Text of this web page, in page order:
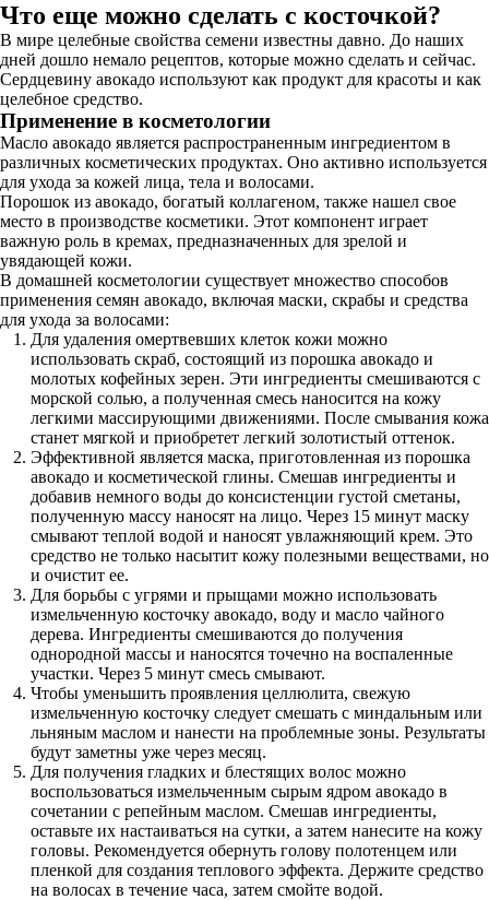
Что еще можно сделать с косточкой?
В мире целебные свойства семени известны давно. До наших
дней дошло немало рецептов, которые можно сделать и сейчас.
Сердцевину авокадо используют как продукт для красоты и как
целебное средство.
Применение в косметологии
Масло авокадо является распространенным ингредиентом в
различных косметических продуктах. Оно активно используется
для ухода за кожей лица, тела и волосами.
Порошок из авокадо, богатый коллагеном, также нашел свое
место в производстве косметики. Этот компонент играет
важную роль в кремах, предназначенных для зрелой и
увядающей кожи.
В домашней косметологии существует множество способов
применения семян авокадо, включая маски, скрабы и средства
для ухода за волосами:
Для удаления омертвевших клеток кожи можно
использовать скраб, состоящий из порошка авокадо и
молотых кофейных зерен. Эти ингредиенты смешиваются с
морской солью, а полученная смесь наносится на кожу
легкими массирующими движениями. После смывания кожа
станет мягкой и приобретет легкий золотистый оттенок.
Эффективной является маска, приготовленная из порошка
авокадо и косметической глины. Смешав ингредиенты и
добавив немного воды до консистенции густой сметаны,
полученную массу наносят на лицо. Через 15 минут маску
смывают теплой водой и наносят увлажняющий крем. Это
средство не только насытит кожу полезными веществами, но
и очистит ее.
Для борьбы с угрями и прыщами можно использовать
измельченную косточку авокадо, воду и масло чайного
дерева. Ингредиенты смешиваются до получения
однородной массы и наносятся точечно на воспаленные
участки. Через 5 минут смесь смывают.
Чтобы уменьшить проявления целлюлита, свежую
измельченную косточку следует смешать с миндальным или
льняным маслом и нанести на проблемные зоны. Результаты
будут заметны уже через месяц.
Для получения гладких и блестящих волос можно
воспользоваться измельченным сырым ядром авокадо в
сочетании с репейным маслом. Смешав ингредиенты,
оставьте их настаиваться на сутки, а затем нанесите на кожу
головы. Рекомендуется обернуть голову полотенцем или
пленкой для создания теплового эффекта. Держите средство
на волосах в течение часа, затем смойте водой.